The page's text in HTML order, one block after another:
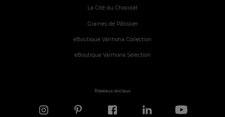
La Cité du Chocolat
Graines de Pâtissier
eBoutique Valrhona Collection
eBoutique Valrhona Selection
Réseaux sociaux